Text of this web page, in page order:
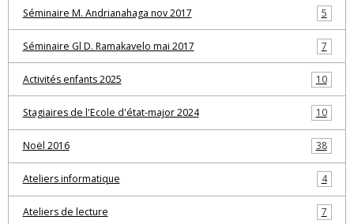
Séminaire M. Andrianahaga nov 2017 5
Séminaire Gl D. Ramakavelo mai 2017 7
Activités enfants 2025 10
Stagiaires de l'Ecole d'état-major 2024 10
Noël 2016 38
Ateliers informatique 4
Ateliers de lecture 7